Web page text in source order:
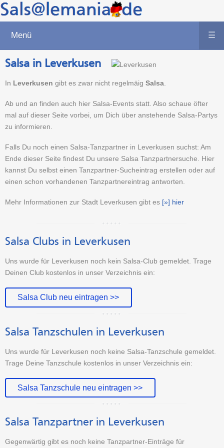
Menü ☰
Salsa in Leverkusen
In Leverkusen gibt es zwar nicht regelmäig Salsa
Ab und an finden auch hier Salsa-Events statt. Also schaue öfter
mal auf dieser Seite vorbei, um Dich über anstehende Salsa-Partys
zu informieren.
Falls Du noch einen Salsa-Tanzpartner in Leverkusen suchst: Am
Ende dieser Seite findest Du unsere Salsa Tanzpartnersuche. Hier
kannst Du selbst einen Tanzpartner-Sucheintrag erstellen oder auf
einen schon vorhandenen Tanzpartnereintrag antworten.
Mehr Informationen zur Stadt Leverkusen gibt es [»] hier
Salsa Clubs in Leverkusen
Uns wurde für Leverkusen noch kein Salsa-Club gemeldet. Trage
Deinen Club kostenlos in unser Verzeichnis ein:
Salsa Club neu eintragen >>
Salsa Tanzschulen in Leverkusen
Uns wurde für Leverkusen noch keine Salsa-Tanzschule gemeldet.
Trage Deine Tanzschule kostenlos in unser Verzeichnis ein:
Salsa Tanzschule neu eintragen >>
Salsa Tanzpartner in Leverkusen
Gegenwärtig gibt es noch keine Tanzpartner-Einträge für